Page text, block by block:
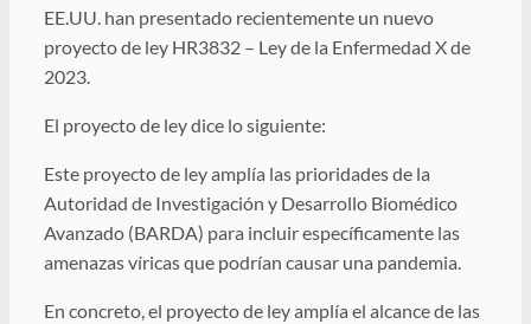
EE.UU. han presentado recientemente un nuevo
proyecto de ley HR3832 – Ley de la Enfermedad X de
2023.
El proyecto de ley dice lo siguiente:
Este proyecto de ley amplía las prioridades de la
Autoridad de Investigación y Desarrollo Biomédico
Avanzado (BARDA) para incluir específicamente las
amenazas víricas que podrían causar una pandemia.
En concreto, el proyecto de ley amplía el alcance de las